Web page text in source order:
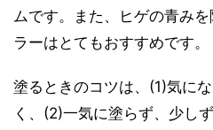
ムです。また、ヒゲの青み
ラーはとてもおすすめです。
塗るときのコツは、(1)気に
く、(2)一気に塗らず、少し